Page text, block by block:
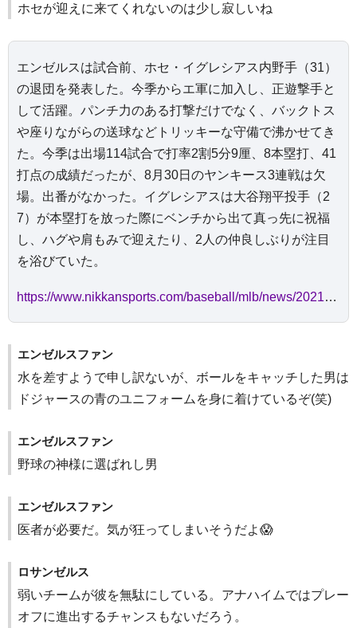
ホセが迎えに来てくれないのは少し寂しいね
エンゼルスは試合前、ホセ・イグレシアス内野手（31）
の退団を発表した。今季からエ軍に加入し、正遊撃手と
して活躍。パンチ力のある打撃だけでなく、バックトス
や座りながらの送球などトリッキーな守備で沸かせてき
た。今季は出場114試合で打率2割5分9厘、8本塁打、41
打点の成績だったが、8月30日のヤンキース3連戦は欠
場。出番がなかった。イグレシアスは大谷翔平投手（2
7）が本塁打を放った際にベンチから出て真っ先に祝福
し、ハグや肩もみで迎えたり、2人の仲良しぶりが注目
を浴びていた。
https://www.nikkansports.com/baseball/mlb/news/202109040000100.html
エンゼルスファン
水を差すようで申し訳ないが、ボールをキャッチした男は
ドジャースの青のユニフォームを身に着けているぞ(笑)
エンゼルスファン
野球の神様に選ばれし男
エンゼルスファン
医者が必要だ。気が狂ってしまいそうだよ😱
ロサンゼルス
弱いチームが彼を無駄にしている。アナハイムではプレー
オフに進出するチャンスもないだろう。